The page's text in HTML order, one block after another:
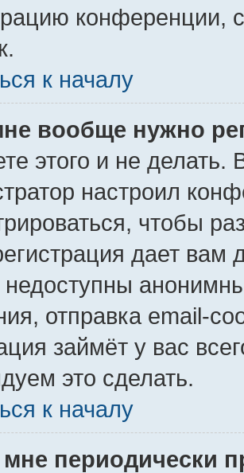
конференции,
к началу
вообще нужно
этого и не делать.
настроил
чтобы
дает вам
недоступны
отправка email-
займёт у вас
это сделать.
к началу
периодически